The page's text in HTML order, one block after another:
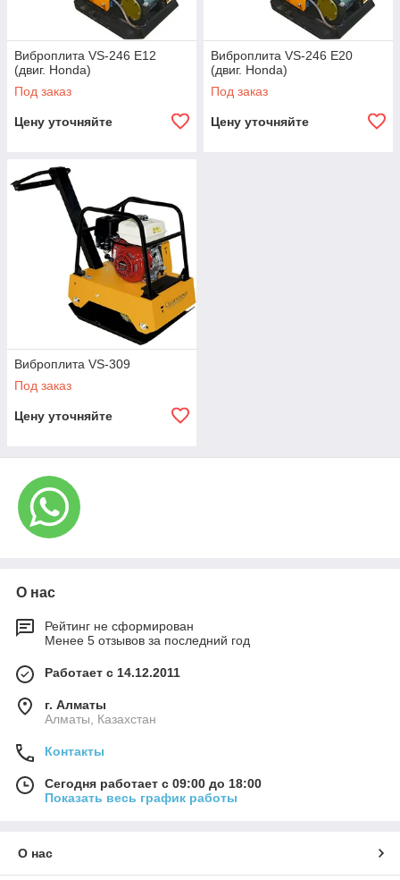
Виброплита VS-246 E12
(двиг. Honda)
Под заказ
Цену уточняйте
Виброплита VS-246 E20
(двиг. Honda)
Под заказ
Цену уточняйте
Виброплита VS-309
Под заказ
Цену уточняйте
О нас
Рейтинг не сформирован
Менее 5 отзывов за последний год
Работает с 14.12.2011
г. Алматы
Алматы, Казахстан
Контакты
Сегодня работает с 09:00 до 18:00
Показать весь график работы
О нас